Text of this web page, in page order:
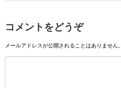
コメントをどうぞ
メールアドレスが公開されることはありません。